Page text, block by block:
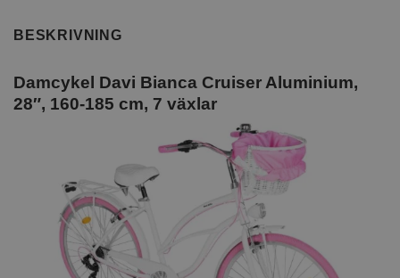
BESKRIVNING
Damcykel Davi Bianca Cruiser Aluminium,
28″, 160-185 cm, 7 växlar